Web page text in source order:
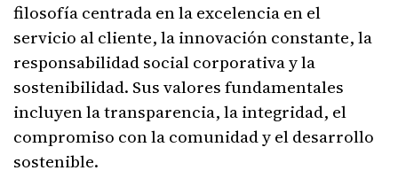
filosofía centrada en la excelencia en el
servicio al cliente, la innovación constante, la
responsabilidad social corporativa y la
sostenibilidad. Sus valores fundamentales
incluyen la transparencia, la integridad, el
compromiso con la comunidad y el desarrollo
sostenible.